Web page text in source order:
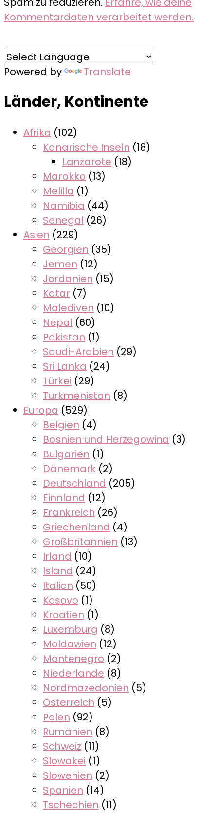
Kommentardaten verarbeitet werden.
Powered by Translate
Länder, Kontinente
Afrika (102)
Kanarische Inseln (18)
Lanzarote (18)
Marokko (13)
Melilla (1)
Namibia (44)
Senegal (26)
Asien (229)
Georgien (35)
Jemen (12)
Jordanien (15)
Katar (7)
Malediven (10)
Nepal (60)
Pakistan (1)
Saudi-Arabien (29)
Sri Lanka (24)
Türkei (29)
Turkmenistan (8)
Europa (529)
Belgien (4)
Bosnien und Herzegowina (3)
Bulgarien (1)
Dänemark (2)
Deutschland (205)
Finnland (12)
Frankreich (26)
Griechenland (4)
Großbritannien (13)
Irland (10)
Island (24)
Italien (50)
Kosovo (1)
Kroatien (1)
Luxemburg (8)
Moldawien (12)
Montenegro (2)
Niederlande (8)
Nordmazedonien (5)
Österreich (5)
Polen (92)
Rumänien (8)
Schweiz (11)
Slowakei (1)
Slowenien (2)
Spanien (14)
Tschechien (11)